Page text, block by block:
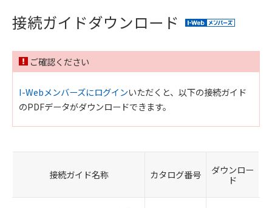
接続ガイドダウンロード
ご確認ください
I-Webメンバーズにログインいただくと、以下の接続ガイド
のPDFデータがダウンロードできます。
接続ガイド名称 カタログ番号
ダウンロー
ド